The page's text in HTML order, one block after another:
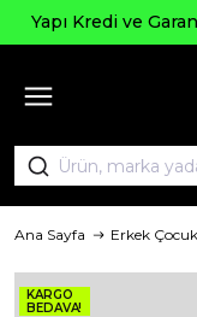
Yapı Kredi ve
Ana Sayfa Erkek Çocuk
KARGO
BEDAVA!